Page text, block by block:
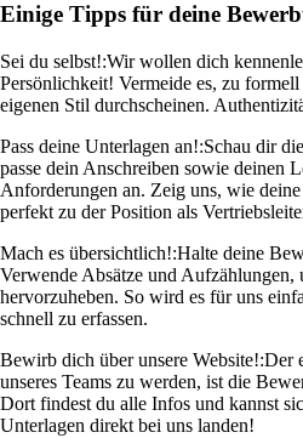
Einige Tipps für deine
Sei du selbst!:Wir wollen dich
Persönlichkeit! Vermeide es, zu formell
eigenen Stil durchscheinen.
Pass deine Unterlagen an!:Schau dir
passe dein Anschreiben sowie deinen
Anforderungen an. Zeig uns, wie
perfekt zu der Position als
Mach es übersichtlich!:Halte deine
Verwende Absätze und
hervorzuheben. So wird es für uns
schnell zu erfassen.
Bewirb dich über unsere Website!:Der
unseres Teams zu werden, ist die
Dort findest du alle Infos und kannst
Unterlagen direkt bei uns landen!